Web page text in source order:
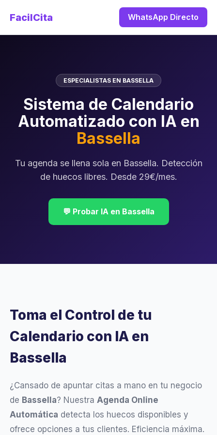
FacilCita WhatsApp Directo
ESPECIALISTAS EN BASSELLA
Sistema de Calendario
Automatizado con IA en
Bassella
Tu agenda se llena sola en Bassella. Detección
de huecos libres. Desde 29€/mes.
💬 Probar IA en Bassella
Toma el Control de tu
Calendario con IA en
Bassella
¿Cansado de apuntar citas a mano en tu negocio
de Bassella? Nuestra Agenda Online
Automática detecta los huecos disponibles y
ofrece opciones a tus clientes. Eficiencia máxima.